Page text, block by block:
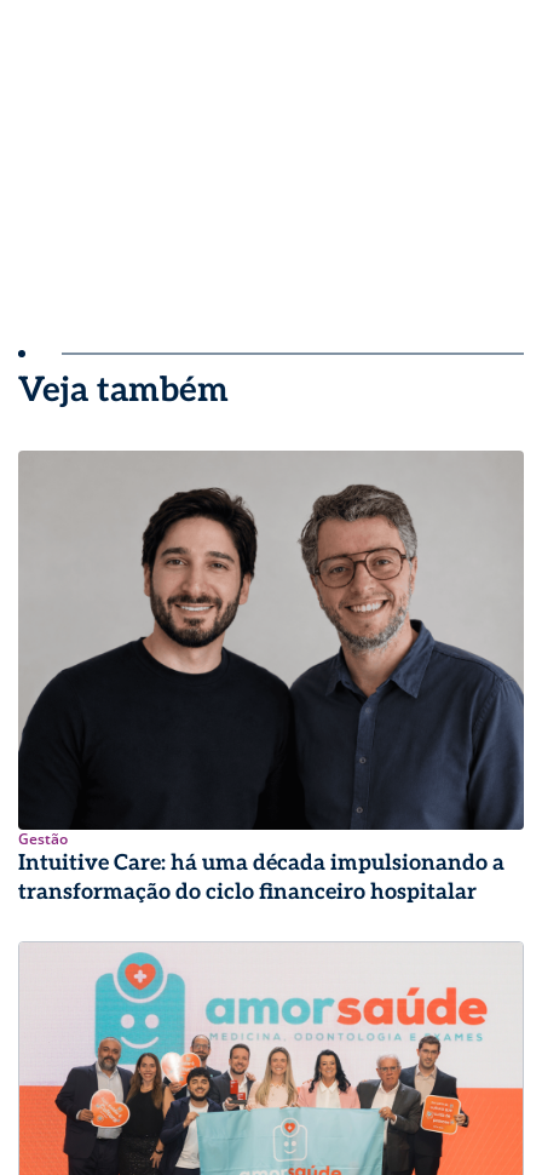
Veja também
Gestão
Intuitive Care: há uma década impulsionando a
transformação do ciclo financeiro hospitalar